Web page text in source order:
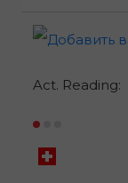
Act. Reading: